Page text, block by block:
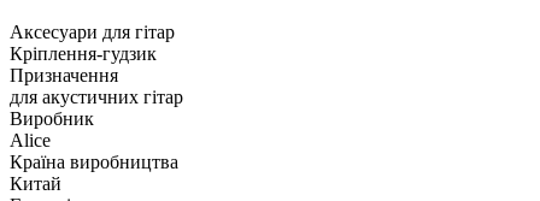
Аксесуари для гітар
Кріплення-гудзик
Призначення
для акустичних гітар
Виробник
Alice
Країна виробництва
Китай